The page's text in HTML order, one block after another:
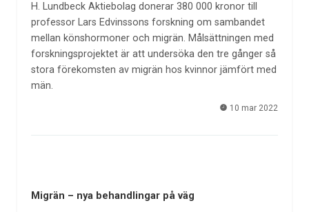
H. Lundbeck Aktiebolag donerar 380 000 kronor till
professor Lars Edvinssons forskning om sambandet
mellan könshormoner och migrän. Målsättningen med
forskningsprojektet är att undersöka den tre gånger så
stora förekomsten av migrän hos kvinnor jämfört med
män.
10 mar 2022
Migrän – nya behandlingar på väg